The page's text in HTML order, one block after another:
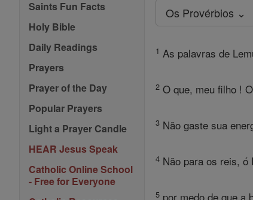
Saints Fun Facts
Holy Bible
Daily Readings
Prayers
Prayer of the Day
Popular Prayers
Light a Prayer Candle
HEAR Jesus Speak
Catholic Online School
- Free for Everyone
Os Provérbios ⌄
1 As palavras de
2 O que, meu filho !
3 Não gaste sua
4 Não para os reis, ó
5 por medo de que a